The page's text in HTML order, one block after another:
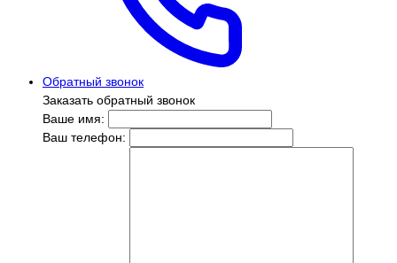
Обратный звонок
Заказать обратный звонок
Ваше имя:
Ваш телефон: